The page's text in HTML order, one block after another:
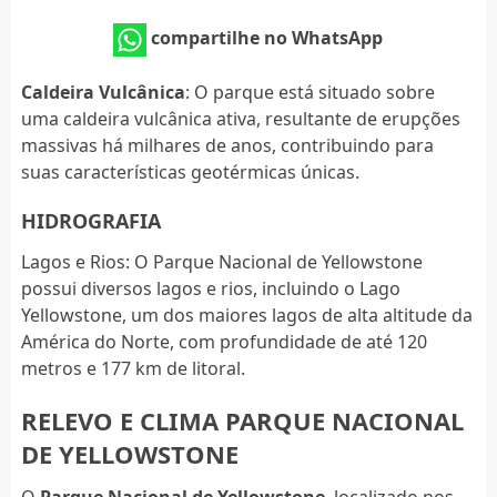
compartilhe no WhatsApp
Caldeira Vulcânica: O parque está situado sobre
uma caldeira vulcânica ativa, resultante de erupções
massivas há milhares de anos, contribuindo para
suas características geotérmicas únicas.
HIDROGRAFIA
Lagos e Rios: O Parque Nacional de Yellowstone
possui diversos lagos e rios, incluindo o Lago
Yellowstone, um dos maiores lagos de alta altitude da
América do Norte, com profundidade de até 120
metros e 177 km de litoral.
RELEVO E CLIMA PARQUE NACIONAL
DE YELLOWSTONE